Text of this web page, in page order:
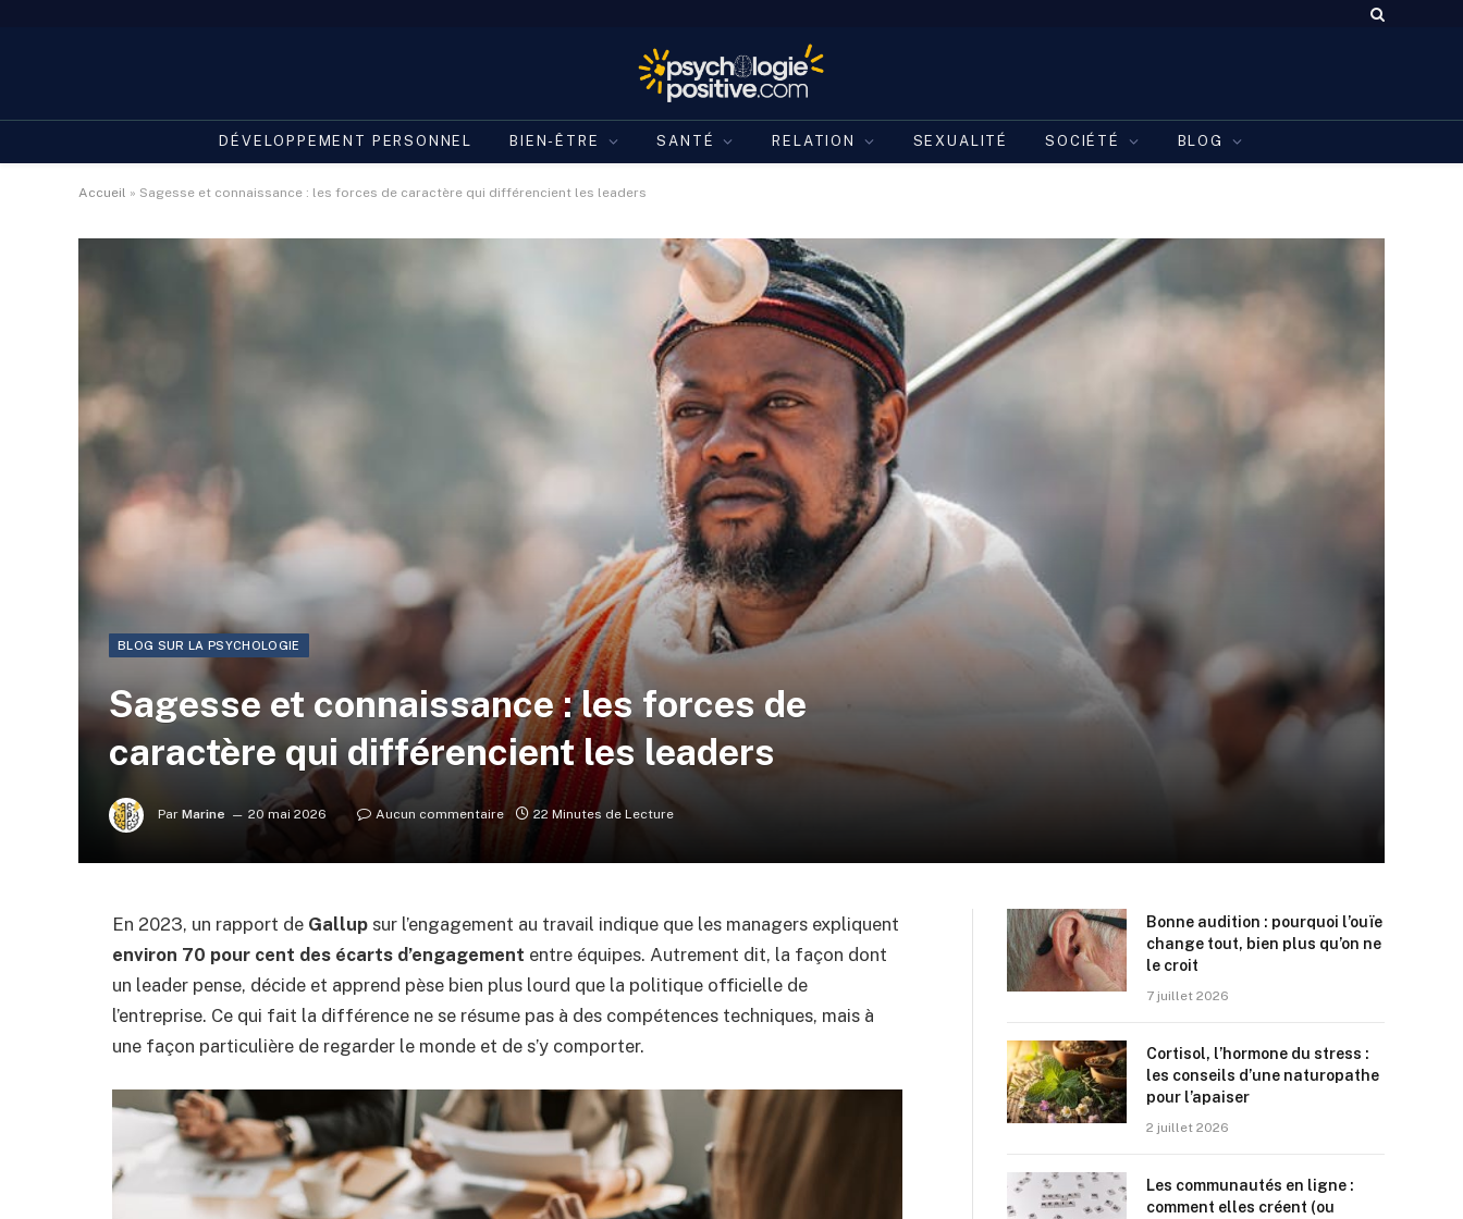
DÉVELOPPEMENT PERSONNEL BIEN-ÊTRE SANTÉ RELATION SEXUALITÉ SOCIÉTÉ BLOG
Accueil » Sagesse et connaissance : les forces de caractère qui différencient les leaders
BLOG SUR LA PSYCHOLOGIE
Sagesse et connaissance : les forces de
caractère qui différencient les leaders
Par Marine 20 mai 2026 Aucun commentaire 22 Minutes de Lecture
En 2023, un rapport de Gallup sur l’engagement au travail indique que les managers expliquent
environ 70 pour cent des écarts d’engagement entre équipes. Autrement dit, la façon dont
un leader pense, décide et apprend pèse bien plus lourd que la politique officielle de
l’entreprise. Ce qui fait la différence ne se résume pas à des compétences techniques, mais à
une façon particulière de regarder le monde et de s’y comporter.
Bonne audition : pourquoi l’ouïe
change tout, bien plus qu’on ne
le croit
7 juillet 2026
Cortisol, l’hormone du stress :
les conseils d’une naturopathe
pour l’apaiser
2 juillet 2026
Les communautés en ligne :
comment elles créent (ou